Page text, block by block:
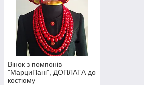
Вінок з помпонів
"МарциПані", ДОПЛАТА до
костюму